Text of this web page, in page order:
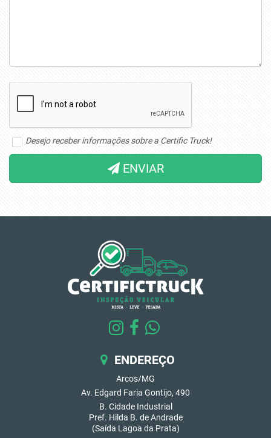
Desejo receber informações sobre a Certific Truck!
ENVIAR
ENDEREÇO
Arcos/MG
Av. Edgard Faria Gontijo, 490
B. Cidade Industrial
Pref. Hilda B. de Andrade
(Saída Lagoa da Prata)